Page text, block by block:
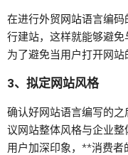
在进行外贸网站语言编码
行建站，这样就能够避
为了避免当用户打开网站
3、拟定网站风格
确认好网站语言编写的
议网站整体风格与企业
用户加深印象，**消费者